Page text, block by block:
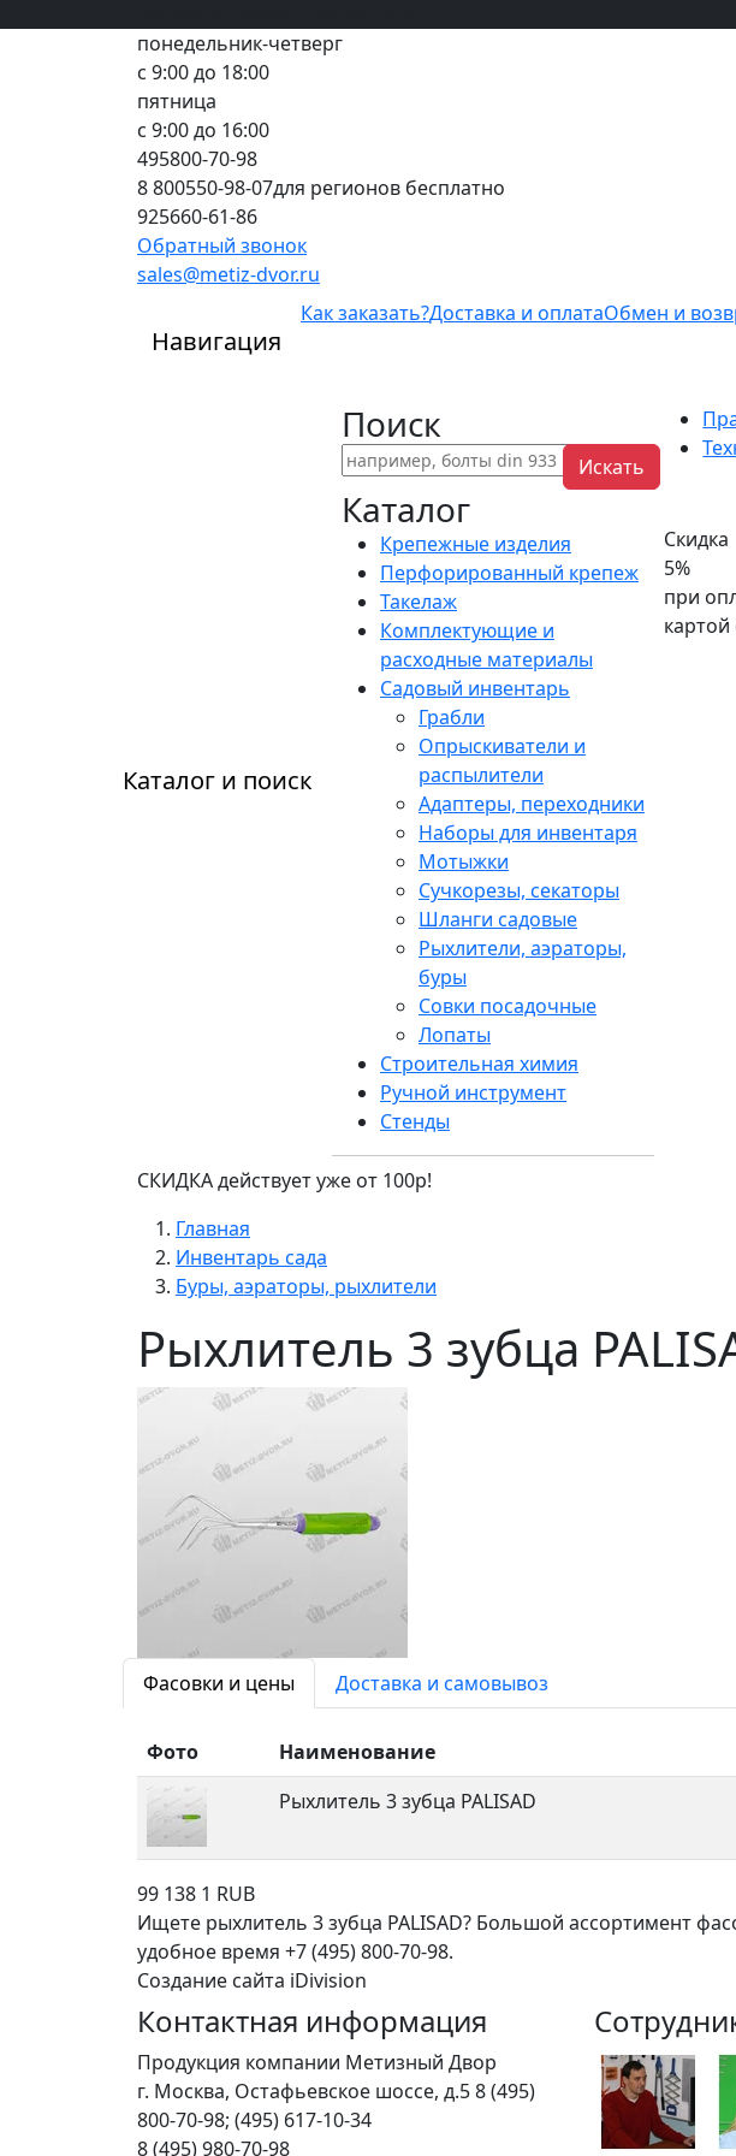
понедельник-четверг
с 9:00 до 18:00
пятница
с 9:00 до 16:00
495800-70-98
8 800550-98-07для регионов бесплатно
925660-61-86
Обратный звонок
sales@metiz-dvor.ru
Навигация
Как заказать?Доставка и оплатаОбмен и
Каталог и поиск
Поиск
Искать
Каталог
Крепежные изделия
Перфорированный крепеж
Такелаж
Комплектующие и
расходные материалы
Садовый инвентарь
Грабли
Опрыскиватели и
распылители
Адаптеры, переходники
Наборы для инвентаря
Мотыжки
Сучкорезы, секаторы
Шланги садовые
Рыхлители, аэраторы,
буры
Совки посадочные
Лопаты
Строительная химия
Ручной инструмент
Стенды
Скидка
5%
при
СКИДКА действует уже от 100р!
Главная
Инвентарь сада
Буры, аэраторы, рыхлители
Рыхлитель 3 зубца
Фасовки и цены Доставка и самовывоз
Фото Наименование
Рыхлитель 3 зубца PALISAD
99 138 1 RUB
Ищете рыхлитель 3 зубца PALISAD? Большой ассортимент
удобное время +7 (495) 800-70-98.
Создание сайта iDivision
Контактная информация
Продукция компании Метизный Двор
г. Москва, Остафьевское шоссе, д.58 (495)
800-70-98; (495) 617-10-34
8 (495) 980-70-98